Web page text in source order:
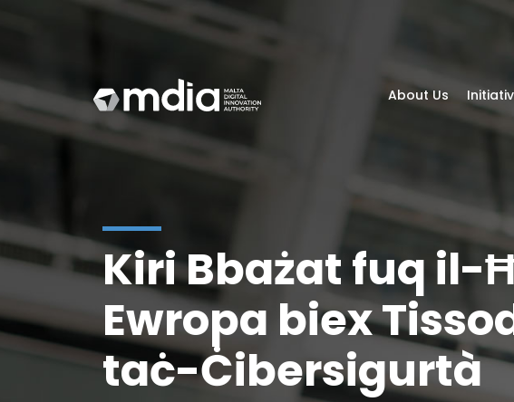
About Us
Kiri Bbażat fuq il-
Ewropa biex
taċ-Ċibersigurtà